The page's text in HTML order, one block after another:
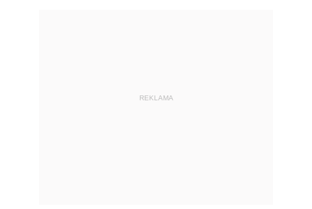
REKLAMA